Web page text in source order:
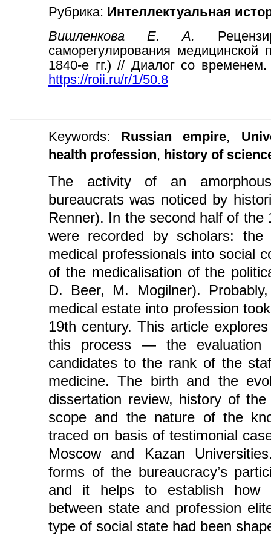
Рубрика: Интеллектуальная
Вишленкова Е. А.
саморегулирования
1840-е гг.) // Диалог со
https://roii.ru/r/1/50.8
Keywords: Russian empire,
health profession, history of
The activity of an
bureaucrats was noticed by
Renner). In the second half of
were recorded by scholars:
medical professionals into social
of the medicalisation of the
D. Beer, M. Mogilner).
medical estate into profession
19th century. This article
this process ― the evaluation
candidates to the rank of the
medicine. The birth and the
dissertation review, history of
scope and the nature of the
traced on basis of testimonial
Moscow and Kazan
forms of the bureaucracy’s
and it helps to establish how
between state and profession
type of social state had been